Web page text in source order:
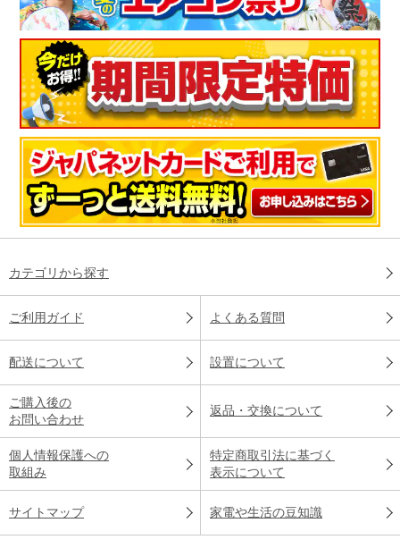
カテゴリから探す
ご利用ガイド よくある質問
配送について 設置について
ご購入後の
お問い合わせ
返品・交換について
個人情報保護への
取組み
特定商取引法に基づく
表示について
サイトマップ 家電や生活の豆知識